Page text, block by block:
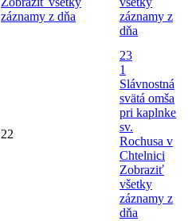
záznamy z dňa
záznamy z
dňa
22
23
1
Slávnostná
svätá omša
pri kaplnke
sv.
Rochusa v
Chtelnici
Zobraziť
všetky
záznamy z
dňa